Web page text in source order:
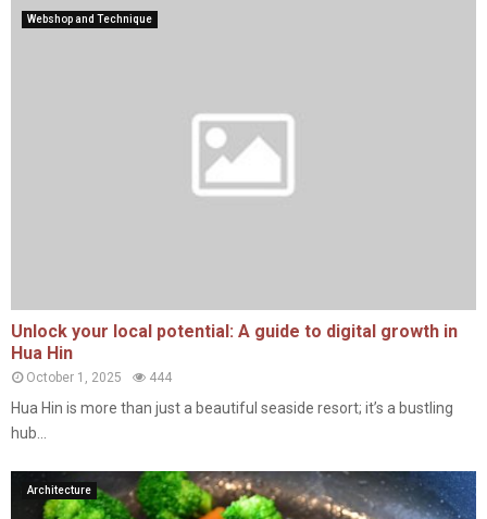
Webshop and Technique
Unlock your local potential: A guide to digital growth in
Hua Hin
October 1, 2025 444
Hua Hin is more than just a beautiful seaside resort; it’s a bustling
hub...
Architecture